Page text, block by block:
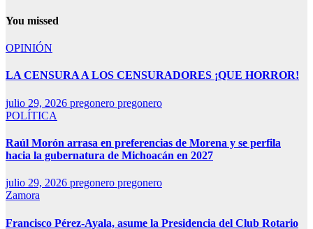
You missed
OPINIÓN
LA CENSURA A LOS CENSURADORES ¡QUE HORROR!
julio 29, 2026 pregonero pregonero
POLÍTICA
Raúl Morón arrasa en preferencias de Morena y se perfila
hacia la gubernatura de Michoacán en 2027
julio 29, 2026 pregonero pregonero
Zamora
Francisco Pérez-Ayala, asume la Presidencia del Club Rotario